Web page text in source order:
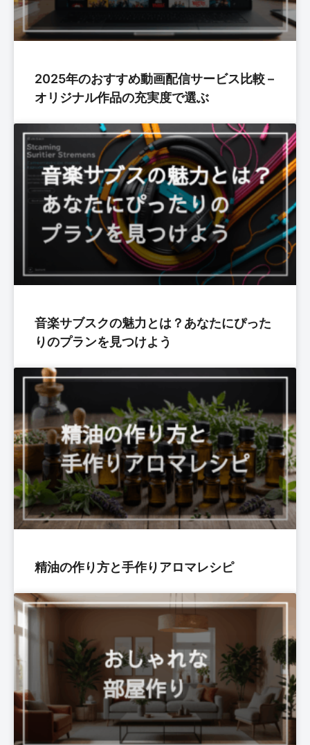
2025年のおすすめ動画配信サービス比較 –
オリジナル作品の充実度で選ぶ
音楽サブスクの魅力とは？あなたにぴった
りのプランを見つけよう
精油の作り方と手作りアロマレシピ